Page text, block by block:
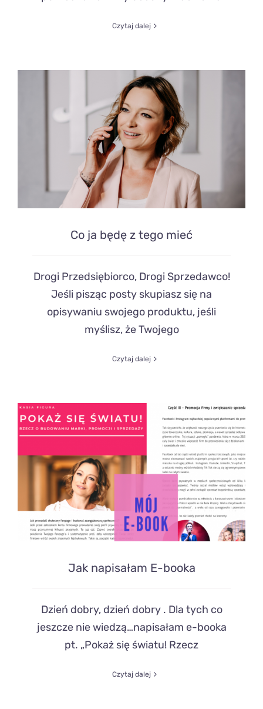
Czytaj dalej
Co ja będę z tego mieć
Drogi Przedsiębiorco, Drogi Sprzedawco!
Jeśli pisząc posty skupiasz się na
opisywaniu swojego produktu, jeśli
myślisz, że Twojego
Czytaj dalej
Jak napisałam E-booka
Dzień dobry, dzień dobry . Dla tych co
jeszcze nie wiedzą…napisałam e-booka
pt. „Pokaż się światu! Rzecz
Czytaj dalej